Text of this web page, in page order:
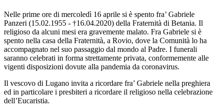
Nelle prime ore di mercoledì 16 aprile si è spento fra’ Gabriele
Panzeri (15.02.1955 - †16.04.2020) della Fraternità di Betania. Il
religioso da alcuni mesi era gravemente malato. Fra Gabriele si è
spento nella casa della Fraternità, a Rovio, dove la Comunità lo ha
accompagnato nel suo passaggio dal mondo al Padre. I funerali
saranno celebrati in forma strettamente privata, conformemente alle
vigenti disposizioni dovute alla pandemia da coronavirus.
Il vescovo di Lugano invita a ricordare fra’ Gabriele nella preghiera
ed in particolare i presbiteri a ricordare il religioso nella celebrazione
dell’Eucaristia.